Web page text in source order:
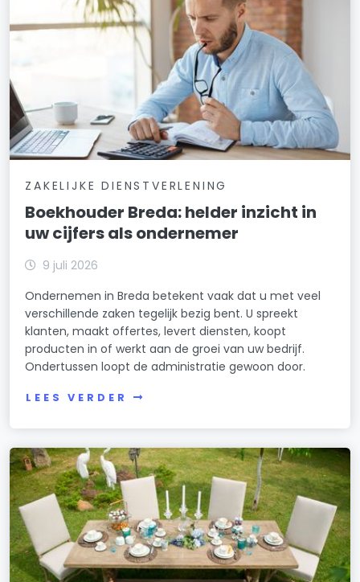
ZAKELIJKE DIENSTVERLENING
Boekhouder Breda: helder inzicht in
uw cijfers als ondernemer
9 juli 2026
Ondernemen in Breda betekent vaak dat u met veel
verschillende zaken tegelijk bezig bent. U spreekt
klanten, maakt offertes, levert diensten, koopt
producten in of werkt aan de groei van uw bedrijf.
Ondertussen loopt de administratie gewoon door.
LEES VERDER